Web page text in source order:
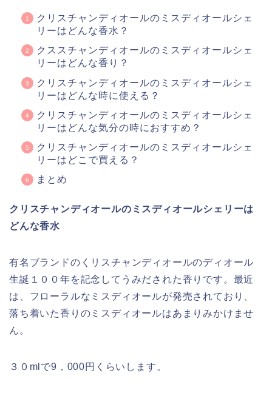
クリスチャンディオールのミスディオールシェ
リーはどんな香水？
クススチャンディオールのミスディオールシェ
リーはどんな香り？
クリスチャンディオールのミスディオールシェ
リーはどんな時に使える？
クリスチャンディオールのミスディオールシェ
リーはどんな気分の時におすすめ？
クリスチャンディオールのミスディオールシェ
リーはどこで買える？
まとめ
クリスチャンディオールのミスディオールシェリーは
どんな香水
有名ブランドのくリスチャンディオールのディオール
生誕１００年を記念してうみだされた香りです。最近
は、フローラルなミスディオールが発売されており、
落ち着いた香りのミスディオールはあまりみかけませ
ん。
３０mlで9，000円くらいします。